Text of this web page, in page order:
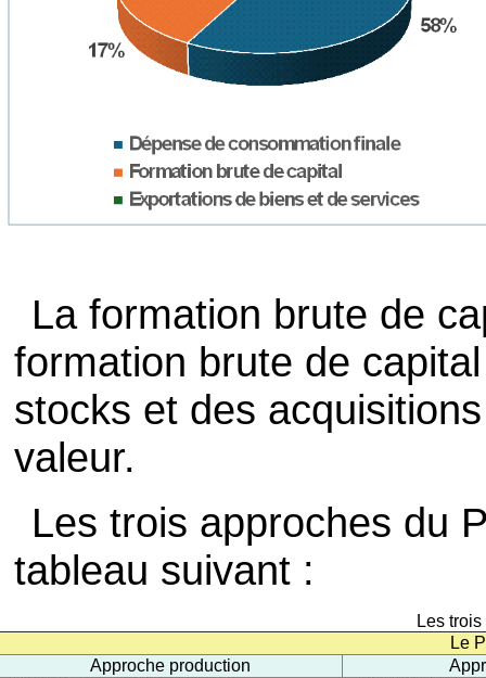
La formation brute de
formation brute de
stocks et des
valeur.
Les trois approches du
tableau suivant :
Les
Le
Approche production